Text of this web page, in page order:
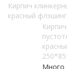
Кирпич
красный
Много